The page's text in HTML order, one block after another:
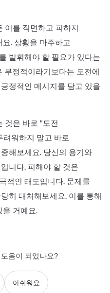
이를 직면하고 피하지
. 상황을 마주하고
발휘해야 할 필요가 있다는
부정적이라기보다는 도전에
정적인 메시지를 담고 있을
것은 바로 "도전
려워하지 말고 바로
해보세요. 당신의 용기와
니다. 피해야 할 것은
적인 태도입니다. 문제를
히 대처해보세요. 이를 통해
을 거예요.
움이 되었나요?
아쉬워요